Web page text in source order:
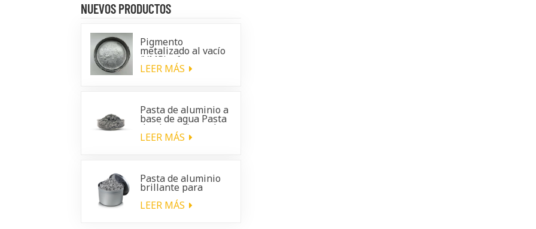
NUEVOS PRODUCTOS
Pigmento
metalizado al vacío
(VMP): efecto
cromado brillante
LEER MÁS
Pasta de aluminio a
base de agua Pasta
de plata a base de
agua
LEER MÁS
Pasta de aluminio
brillante para
recubrimientos de
plástico para
LEER MÁS